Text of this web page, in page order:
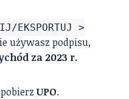
EKSPORTUJ >
używasz podpisu,
za 2023 r.
UPO.